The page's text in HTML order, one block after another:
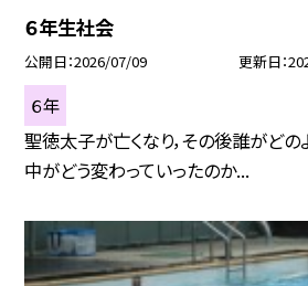
６年生社会
公開日 2026/07/09 更新日
６年
聖徳太子が亡くなり，その後誰がどの
中がどう変わっていったのか...